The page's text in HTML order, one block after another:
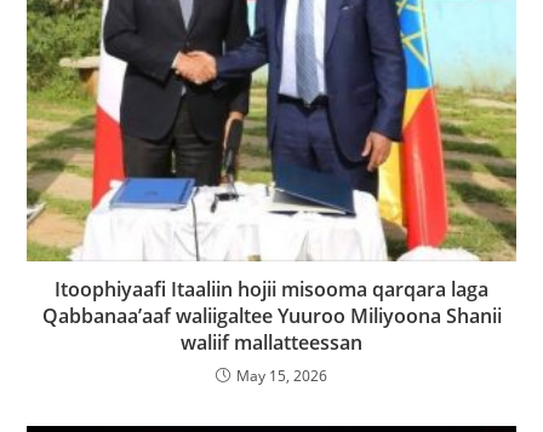
Itoophiyaafi Itaaliin hojii misooma qarqara laga
Qabbanaa’aaf waliigaltee Yuuroo Miliyoona Shanii
waliif mallatteessan
May 15, 2026